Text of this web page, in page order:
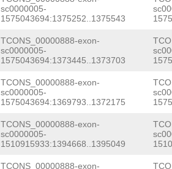
sc0000005-
1575043694:1375252..1375543
TCONS_00000888-exon-
sc0000005-
1575043694:1373445..1373703
TCONS_00000888-exon-
sc0000005-
1575043694:1369793..1372175
TCONS_00000888-exon-
sc0000005-
1510915933:1394668..1395049
TCONS_00000888-exon-